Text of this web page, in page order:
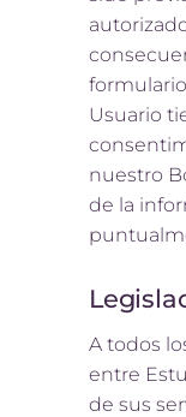
Usuario
nuestro
de la
A todos
entre
de sus